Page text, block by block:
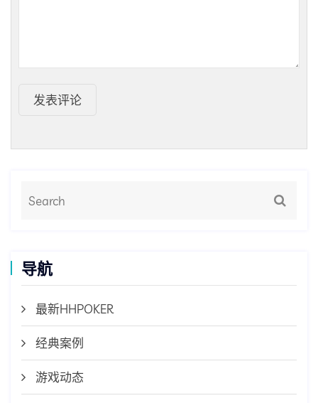
发表评论
导航
最新HHPOKER
经典案例
游戏动态